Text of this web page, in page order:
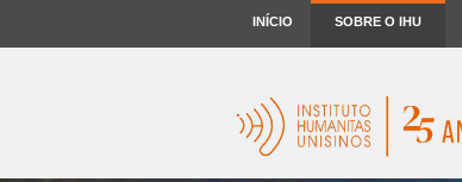
INÍCIO SOBRE O IHU